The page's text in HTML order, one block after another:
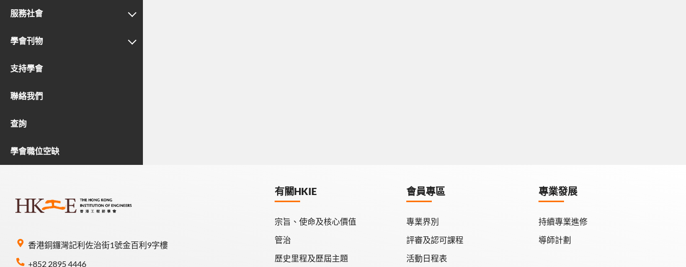
服務社會
學會刊物
支持學會
聯絡我們
查詢
學會職位空缺
香港銅鑼灣記利佐治街1號金百利9字樓
+852 2895 4446
有關HKIE
宗旨、使命及核心價值
管治
歷史里程及歷屆主題
會員專區
專業界別
評審及認可課程
活動日程表
專業發展
持續專業進修
導師計劃